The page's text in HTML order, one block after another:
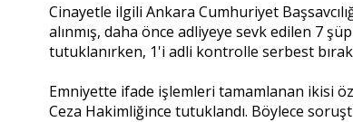
Cinayetle ilgili Ankara Cumhuriyet
alınmış, daha önce adliyeye sevk edilen 7
tutuklanırken, 1'i adli kontrolle serbest
Emniyette ifade işlemleri tamamlanan ikisi
Ceza Hakimliğince tutuklandı. Böylece